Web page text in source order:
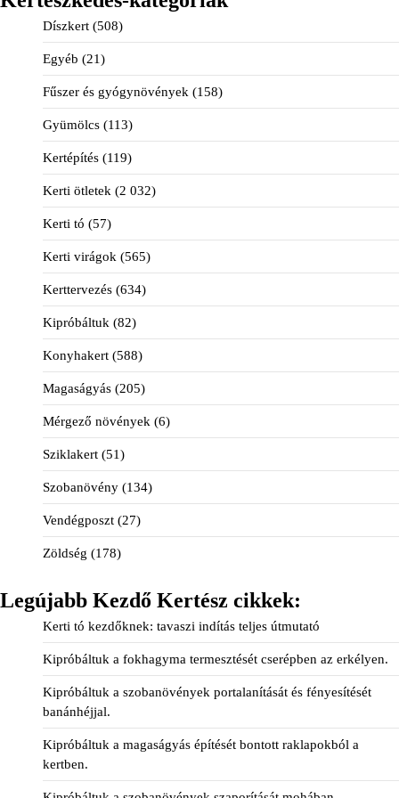
Díszkert (508)
Egyéb (21)
Fűszer és gyógynövények (158)
Gyümölcs (113)
Kertépítés (119)
Kerti ötletek (2 032)
Kerti tó (57)
Kerti virágok (565)
Kerttervezés (634)
Kipróbáltuk (82)
Konyhakert (588)
Magaságyás (205)
Mérgező növények (6)
Sziklakert (51)
Szobanövény (134)
Vendégposzt (27)
Zöldség (178)
Legújabb Kezdő Kertész cikkek:
Kerti tó kezdőknek: tavaszi indítás teljes útmutató
Kipróbáltuk a fokhagyma termesztését cserépben az erkélyen.
Kipróbáltuk a szobanövények portalanítását és fényesítését
banánhéjjal.
Kipróbáltuk a magaságyás építését bontott raklapokból a
kertben.